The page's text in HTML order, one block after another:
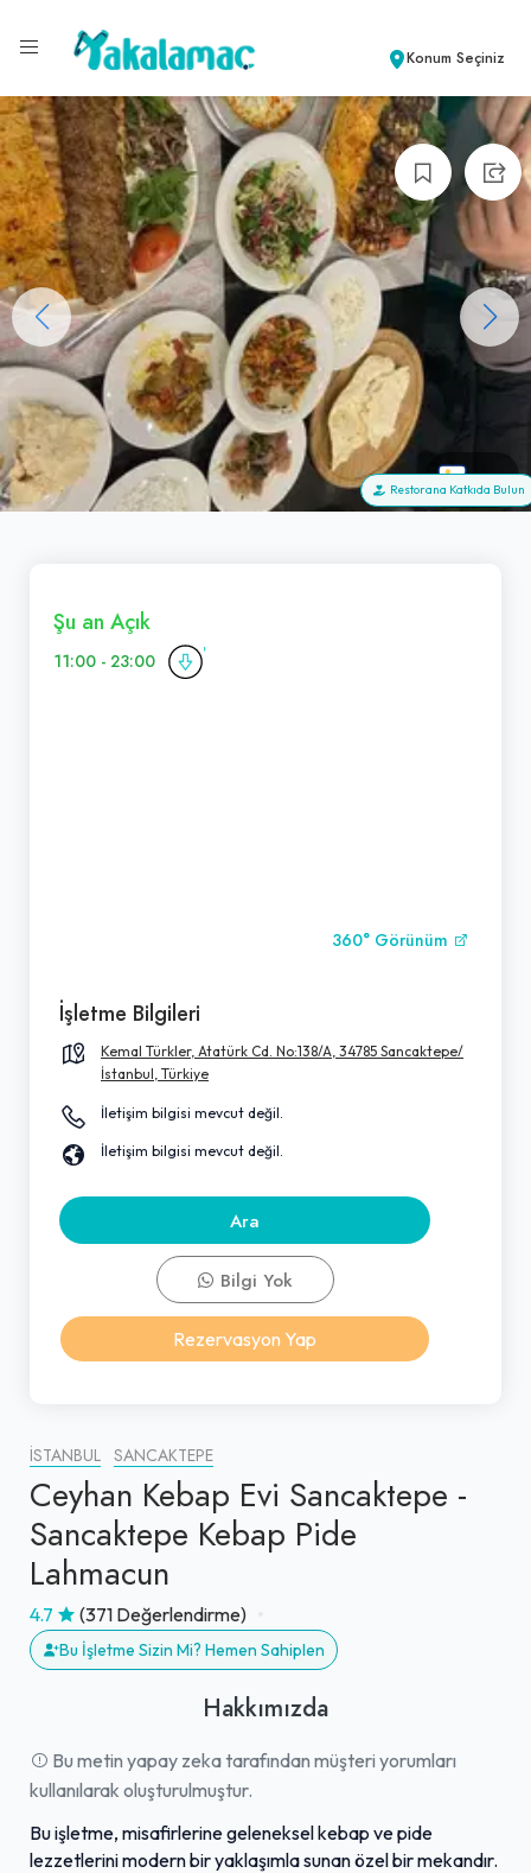
Konum Seçiniz
+61
Restorana Katkıda Bulun
İSTANBUL SANCAKTEPE
Ceyhan Kebap Evi Sancaktepe -
Sancaktepe Kebap Pide
Lahmacun
4.7 (371 Değerlendirme)
Bu İşletme Sizin Mi? Hemen Sahiplen
Hakkımızda
Bu metin yapay zeka tarafından müşteri yorumları
kullanılarak oluşturulmuştur.
Bu işletme, misafirlerine geleneksel kebap ve pide
lezzetlerini modern bir yaklaşımla sunan özel bir mekandır.
Şu an Açık
11:00 - 23:00
360° Görünüm
İşletme Bilgileri
Kemal Türkler, Atatürk Cd. No:138/A, 34785 Sancaktepe/
İstanbul, Türkiye
İletişim bilgisi mevcut değil.
İletişim bilgisi mevcut değil.
Ara
Bilgi Yok
Rezervasyon Yap